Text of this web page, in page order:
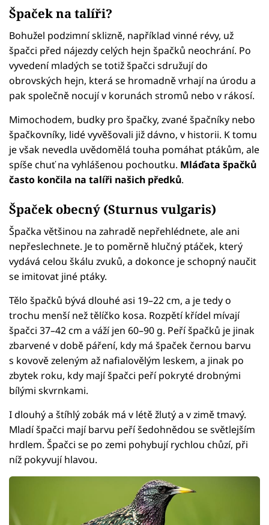
Špaček na talíři?
Bohužel podzimní sklizně, například vinné révy, už
špačci před nájezdy celých hejn špačků neochrání. Po
vyvedení mladých se totiž špačci sdružují do
obrovských hejn, která se hromadně vrhají na úrodu a
pak společně nocují v korunách stromů nebo v rákosí.
Mimochodem, budky pro špačky, zvané špačníky nebo
špačkovníky, lidé vyvěšovali již dávno, v historii. K tomu
je však nevedla uvědomělá touha pomáhat ptákům, ale
spíše chuť na vyhlášenou pochoutku. Mláďata špačků
často končila na talíři našich předků.
Špaček obecný (Sturnus vulgaris)
Špačka většinou na zahradě nepřehlédnete, ale ani
nepřeslechnete. Je to poměrně hlučný ptáček, který
vydává celou škálu zvuků, a dokonce je schopný naučit
se imitovat jiné ptáky.
Tělo špačků bývá dlouhé asi 19–22 cm, a je tedy o
trochu menší než tělíčko kosa. Rozpětí křídel mívají
špačci 37–42 cm a váží jen 60–90 g. Peří špačků je jinak
zbarvené v době páření, kdy má špaček černou barvu
s kovově zeleným až nafialovělým leskem, a jinak po
zbytek roku, kdy mají špačci peří pokryté drobnými
bílými skvrnkami.
I dlouhý a štíhlý zobák má v létě žlutý a v zimě tmavý.
Mladí špačci mají barvu peří šedohnědou se světlejším
hrdlem. Špačci se po zemi pohybují rychlou chůzí, při
níž pokyvují hlavou.